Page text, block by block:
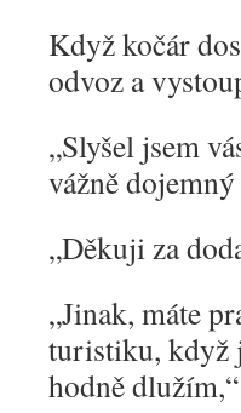
Když kočár
odvoz a
„Slyšel jsem
vážně
„Děkuji za
„Jinak, máte
turistiku, když
hodně